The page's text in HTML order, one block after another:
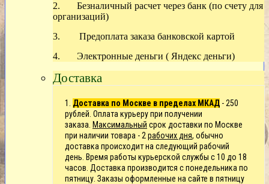
2. Безналичный расчет через банк (по счету для
организаций)
3. Предоплата заказа банковской картой
4. Электронные деньги ( Яндекс деньги)
Доставка
1. Доставка по Москве в пределах МКАД - 250
рублей. Оплата курьеру при получении
заказа. Максимальный срок доставки по Москве
при наличии товара - 2 рабочих дня, обычно
доставка происходит на следующий рабочий
день. Время работы курьерской службы с 10 до 18
часов. Доставка производится с понедельника по
пятницу. Заказы оформленные на сайте в пятницу